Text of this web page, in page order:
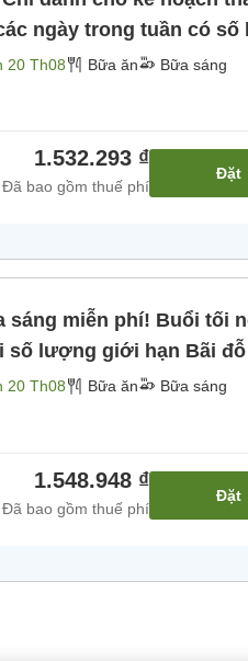
cà ri miễn phí Bãi đậu xe miễn phí! [Bữa
20 Th08 Bữa ăn Bữa sáng
1.532.293 ₫
Đã bao gồm thuế phí
Đặt
hạn Bãi đỗ xe miễn phí
20 Th08 Bữa ăn Bữa sáng
1.548.948 ₫
Đã bao gồm thuế phí
Đặt